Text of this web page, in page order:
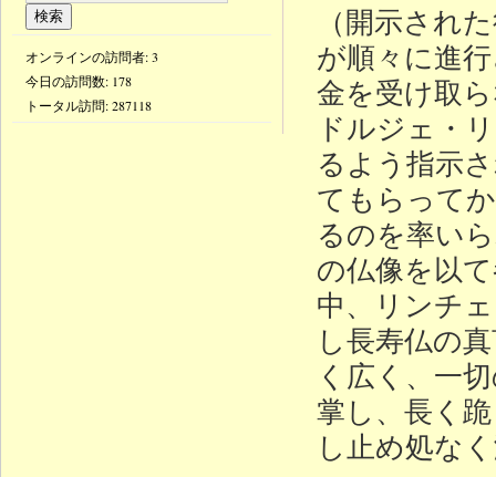
（開示され
が順々に進
金を受け取
ドルジェ・
るよう指示
てもらって
るのを率い
の仏像を以
中、リンチ
し長寿仏の
く広く、一
掌し、長く
し止め処な
オンラインの訪問者: 3
今日の訪問数: 178
トータル訪問:287118